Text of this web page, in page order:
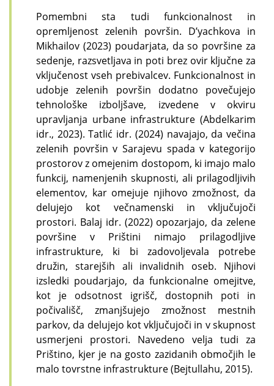
Pomembni sta tudi funkcionalnost in
opremljenost zelenih površin. D’yachkova in
Mikhailov (2023) poudarjata, da so površine za
sedenje, razsvetljava in poti brez ovir ključne za
vključenost vseh prebivalcev. Funkcionalnost in
udobje zelenih površin dodatno povečujejo
tehnološke izboljšave, izvedene v okviru
upravljanja urbane infrastrukture (Abdelkarim
idr., 2023). Tatlić idr. (2024) navajajo, da večina
zelenih površin v Sarajevu spada v kategorijo
prostorov z omejenim dostopom, ki imajo malo
funkcij, namenjenih skupnosti, ali prilagodljivih
elementov, kar omejuje njihovo zmožnost, da
delujejo kot večnamenski in vključujoči
prostori. Balaj idr. (2022) opozarjajo, da zelene
površine v Prištini nimajo prilagodljive
infrastrukture, ki bi zadovoljevala potrebe
družin, starejših ali invalidnih oseb. Njihovi
izsledki poudarjajo, da funkcionalne omejitve,
kot je odsotnost igrišč, dostopnih poti in
počivališč, zmanjšujejo zmožnost mestnih
parkov, da delujejo kot vključujoči in v skupnost
usmerjeni prostori. Navedeno velja tudi za
Prištino, kjer je na gosto zazidanih območjih le
malo tovrstne infrastrukture(Bejtullahu, 2015).